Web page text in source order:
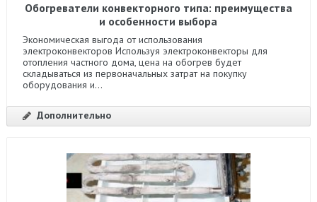
Обогреватели конвекторного типа: преимущества
и особенности выбора
Экономическая выгода от использования
электроконвекторов Используя электроконвекторы для
отопления частного дома, цена на обогрев будет
складываться из первоначальных затрат на покупку
оборудования и...
Дополнительно